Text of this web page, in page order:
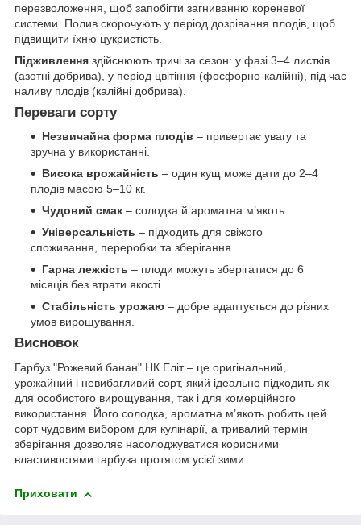
перезволоження, щоб запобігти загниванню кореневої
системи. Полив скорочують у період дозрівання плодів, щоб
підвищити їхню цукристість.
Підживлення здійснюють тричі за сезон: у фазі 3–4 листків
(азотні добрива), у період цвітіння (фосфорно-калійні), під час
наливу плодів (калійні добрива).
Переваги сорту
Незвичайна форма плодів – привертає увагу та
зручна у використанні.
Висока врожайність – один кущ може дати до 2–4
плодів масою 5–10 кг.
Чудовий смак – солодка й ароматна м’якоть.
Універсальність – підходить для свіжого
споживання, переробки та зберігання.
Гарна лежкість – плоди можуть зберігатися до 6
місяців без втрати якості.
Стабільність урожаю – добре адаптується до різних
умов вирощування.
Висновок
Гарбуз "Рожевий банан" НК Еліт – це оригінальний,
урожайний і невибагливий сорт, який ідеально підходить як
для особистого вирощування, так і для комерційного
використання. Його солодка, ароматна м’якоть робить цей
сорт чудовим вибором для кулінарії, а тривалий термін
зберігання дозволяє насолоджуватися корисними
властивостями гарбуза протягом усієї зими.
Приховати